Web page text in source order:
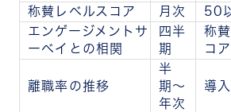
称賛レベルスコア 月次
50
エンゲージメントサ
ーベイとの相関
四半
期
称
コ
離職率の推移
半
期〜
年次
導